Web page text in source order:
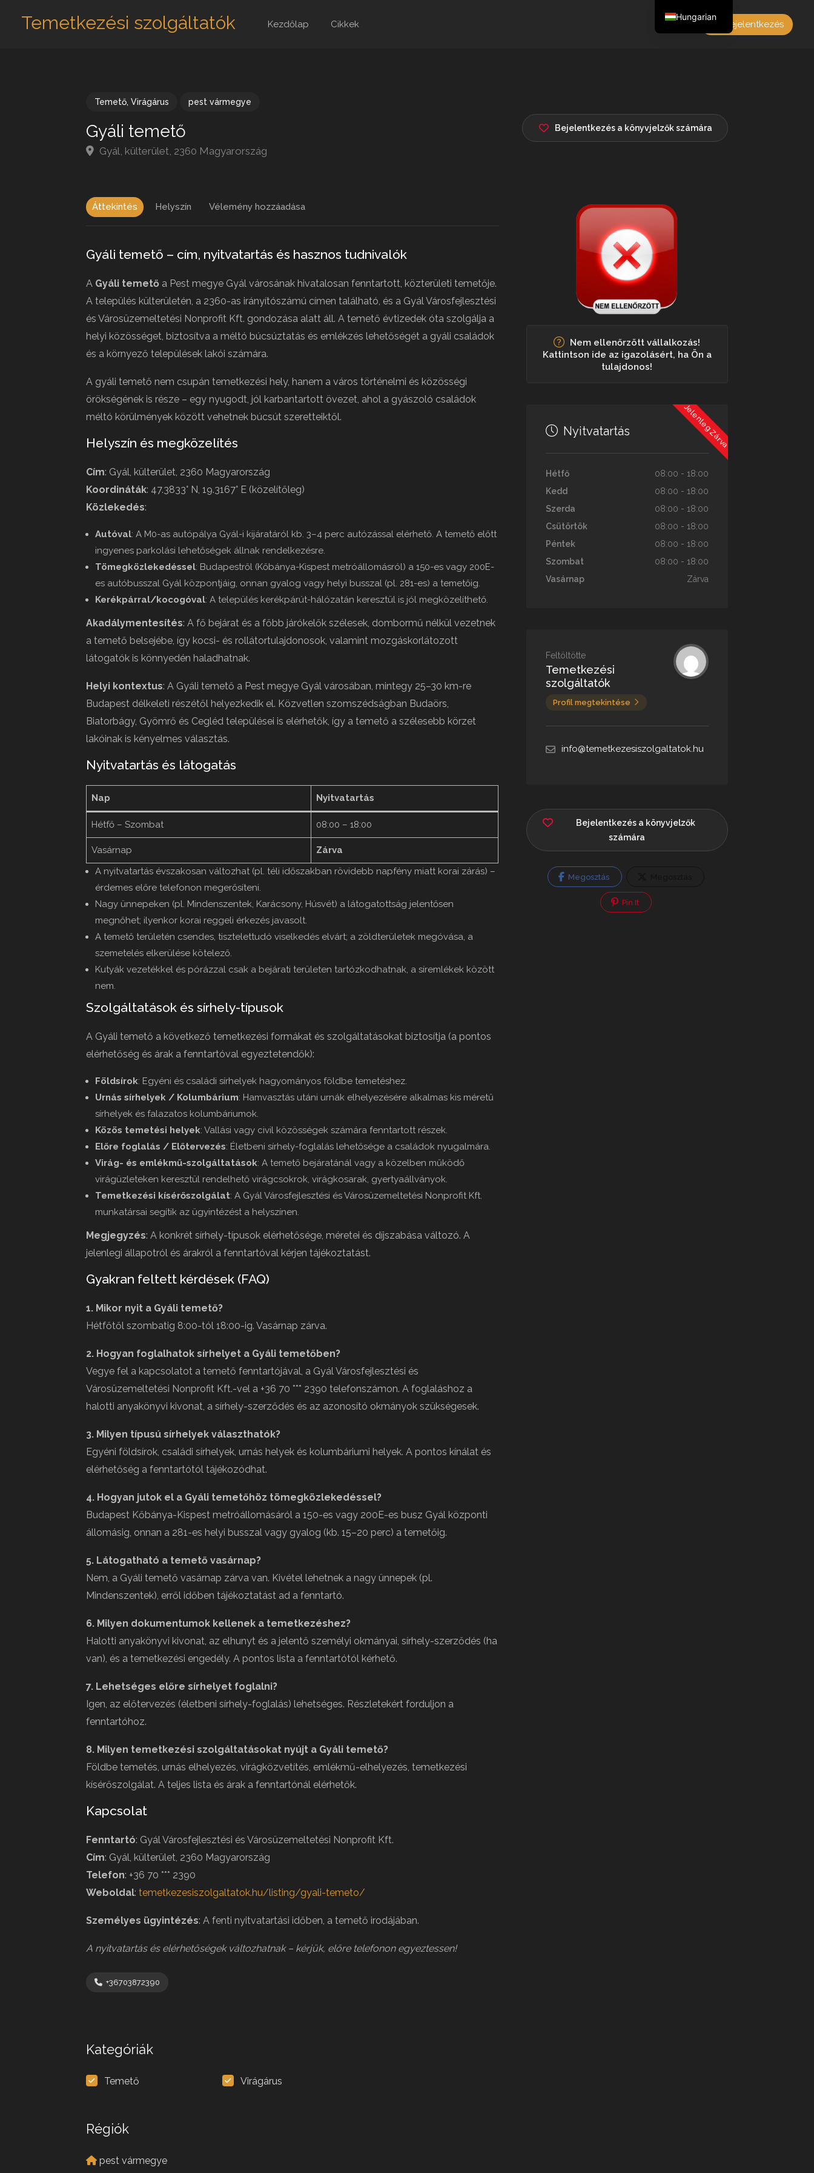
Temetkezési szolgáltatók Kezdőlap Cikkek Bejelentkezés
Temető, Virágárus pest vármegye
Gyáli temető
Gyál, külterület, 2360 Magyarország
Bejelentkezés a könyvjelzők számára
Áttekintés Helyszín Vélemény hozzáadása
Gyáli temető – cím, nyitvatartás és hasznos tudnivalók
A Gyáli temető a Pest megye Gyál városának hivatalosan fenntartott, közterületi temetője.
A település külterületén, a 2360-as irányítószámú címen található, és a Gyál Városfejlesztési
és Városüzemeltetési Nonprofit Kft. gondozása alatt áll. A temető évtizedek óta szolgálja a
helyi közösséget, biztosítva a méltó búcsúztatás és emlékzés lehetőségét a gyáli családok
és a környező települések lakói számára.
A gyáli temető nem csupán temetkezési hely, hanem a város történelmi és közösségi
örökségének is része – egy nyugodt, jól karbantartott övezet, ahol a gyászoló családok
méltó körülmények között vehetnek búcsút szeretteiktől.
Helyszín és megközelítés
Cím: Gyál, külterület, 2360 Magyarország
Koordináták: 47.3833° N, 19.3167° E (közelítőleg)
Közlekedés:
Autóval: A M0-as autópálya Gyál-i kijáratáról kb. 3–4 perc autózással elérhető. A temető előtt
ingyenes parkolási lehetőségek állnak rendelkezésre.
Tömegközlekedéssel: Budapestről (Kőbánya-Kispest metróállomásról) a 150-es vagy 200E-
es autóbusszal Gyál központjáig, onnan gyalog vagy helyi busszal (pl. 281-es) a temetőig.
Kerékpárral/kocogóval: A település kerékpárút-hálózatán keresztül is jól megközelíthető.
Akadálymentesítés: A fő bejárat és a főbb járókelők szélesek, dombormű nélkül vezetnek
a temető belsejébe, így kocsi- és rollátortulajdonosok, valamint mozgáskorlátozott
látogatók is könnyedén haladhatnak.
Helyi kontextus: A Gyáli temető a Pest megye Gyál városában, mintegy 25–30 km-re
Budapest délkeleti részétől helyezkedik el. Közvetlen szomszédságban Budaörs,
Biatorbágy, Gyömrő és Cegléd települései is elérhetők, így a temető a szélesebb körzet
lakóinak is kényelmes választás.
Nyitvatartás és látogatás
Nap Nyitvatartás
Hétfő – Szombat 08:00 – 18:00
Vasárnap
Zárva
A nyitvatartás évszakosan változhat (pl. téli időszakban rövidebb napfény miatt korai zárás) –
érdemes előre telefonon megerősíteni.
Nagy ünnepeken (pl. Mindenszentek, Karácsony, Húsvét) a látogatottság jelentősen
megnőhet; ilyenkor korai reggeli érkezés javasolt.
A temető területén csendes, tisztelettudó viselkedés elvárt; a zöldterületek megóvása, a
szemetelés elkerülése kötelező.
Kutyák vezetékkel és pórázzal csak a bejárati területen tartózkodhatnak, a síremlékek között
nem.
Szolgáltatások és sírhely-típusok
A Gyáli temető a következő temetkezési formákat és szolgáltatásokat biztosítja (a pontos
elérhetőség és árak a fenntartóval egyeztetendők):
Földsírok: Egyéni és családi sírhelyek hagyományos földbe temetéshez.
Urnás sírhelyek / Kolumbárium: Hamvasztás utáni urnák elhelyezésére alkalmas kis méretű
sírhelyek és falazatos kolumbáriumok.
Közös temetési helyek: Vallási vagy civil közösségek számára fenntartott részek.
Előre foglalás / Előtervezés: Életbeni sírhely-foglalás lehetősége a családok nyugalmára.
Virág- és emlékmű-szolgáltatások: A temető bejáratánál vagy a közelben működő
virágüzleteken keresztül rendelhető virágcsokrok, virágkosarak, gyertyaállványok.
Temetkezési kísérőszolgálat: A Gyál Városfejlesztési és Városüzemeltetési Nonprofit Kft.
munkatársai segítik az ügyintézést a helyszínen.
Megjegyzés: A konkrét sírhely-típusok elérhetősége, méretei és díjszabása változó. A
jelenlegi állapotról és árakról a fenntartóval kérjen tájékoztatást.
Gyakran feltett kérdések (FAQ)
1. Mikor nyit a Gyáli temető?
Hétfőtől szombatig 8:00-tól 18:00-ig. Vasárnap zárva.
2. Hogyan foglalhatok sírhelyet a Gyáli temetőben?
Vegye fel a kapcsolatot a temető fenntartójával, a Gyál Városfejlesztési és
Városüzemeltetési Nonprofit Kft.-vel a +36 70 *** 2390 telefonszámon. A foglaláshoz a
halotti anyakönyvi kivonat, a sírhely-szerződés és az azonosító okmányok szükségesek.
3. Milyen típusú sírhelyek választhatók?
Egyéni földsírok, családi sírhelyek, urnás helyek és kolumbáriumi helyek. A pontos kínálat és
elérhetőség a fenntartótól tájékozódhat.
4. Hogyan jutok el a Gyáli temetőhöz tömegközlekedéssel?
Budapest Kőbánya-Kispest metróállomásáról a 150-es vagy 200E-es busz Gyál központi
állomásig, onnan a 281-es helyi busszal vagy gyalog (kb. 15–20 perc) a temetőig.
5. Látogatható a temető vasárnap?
Nem, a Gyáli temető vasárnap zárva van. Kivétel lehetnek a nagy ünnepek (pl.
Mindenszentek), erről időben tájékoztatást ad a fenntartó.
6. Milyen dokumentumok kellenek a temetkezéshez?
Halotti anyakönyvi kivonat, az elhunyt és a jelentő személyi okmányai, sírhely-szerződés (ha
van), és a temetkezési engedély. A pontos lista a fenntartótól kérhető.
7. Lehetséges előre sírhelyet foglalni?
Igen, az előtervezés (életbeni sírhely-foglalás) lehetséges. Részletekért forduljon a
fenntartóhoz.
8. Milyen temetkezési szolgáltatásokat nyújt a Gyáli temető?
Földbe temetés, urnás elhelyezés, virágközvetítés, emlékmű-elhelyezés, temetkezési
kísérőszolgálat. A teljes lista és árak a fenntartónál elérhetők.
Kapcsolat
Fenntartó: Gyál Városfejlesztési és Városüzemeltetési Nonprofit Kft.
Cím: Gyál, külterület, 2360 Magyarország
Telefon: +36 70 *** 2390
Weboldal: temetkezesiszolgaltatok.hu/listing/gyali-temeto/
Személyes ügyintézés: A fenti nyitvatartási időben, a temető irodájában.
A nyitvatartás és elérhetőségek változhatnak – kérjük, előre telefonon egyeztessen!
+36703872390
Kategóriák
Temető Virágárus
Régiók
pest vármegye
Nem ellenőrzött vállalkozás!
Kattintson ide az igazolásért, ha Ön a
tulajdonos!
Jelenleg Zárva
Nyitvatartás
Hétfő
08:00 - 18:00
Kedd
08:00 - 18:00
Szerda
08:00 - 18:00
Csütörtök
08:00 - 18:00
Péntek
08:00 - 18:00
Szombat
08:00 - 18:00
Vasárnap
Zárva
Feltöltötte
Temetkezési
szolgáltatók
Profil megtekintése
info@temetkezesiszolgaltatok.hu
Bejelentkezés a könyvjelzők
számára
Megosztás
Pin It
Hungarian
English
French